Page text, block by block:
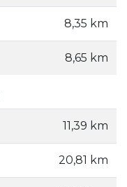
8,35 km
8,65 km
11,39 km
20,81 km